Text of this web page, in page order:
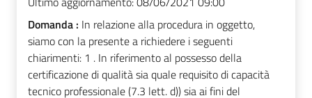
Domanda : In relazione alla procedura in oggetto,
siamo con la presente a richiedere i seguenti
chiarimenti: 1 . In riferimento al possesso della
certificazione di qualità sia quale requisito di capacità
tecnico professionale (7.3 lett. d)) sia ai fini del